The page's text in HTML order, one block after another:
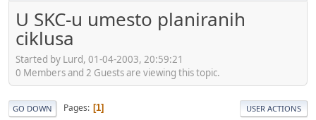
U SKC-u umesto planiranih
ciklusa
Started by Lurd, 01-04-2003, 20:59:21
0 Members and 2 Guests are viewing this topic.
GO DOWN Pages 1 USER ACTIONS